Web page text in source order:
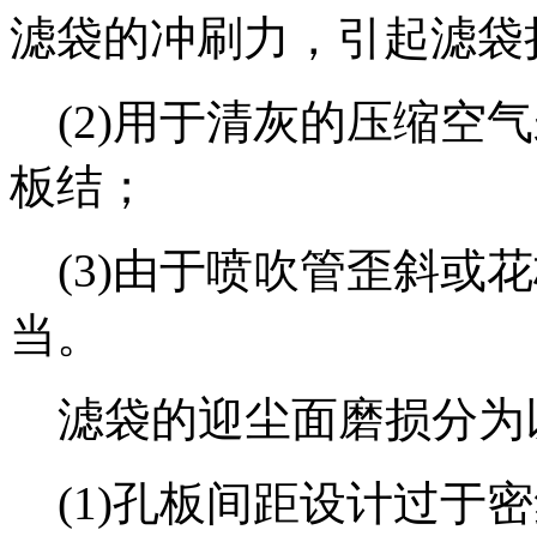
滤袋的冲刷力，引起滤袋
(2)用于清灰的压缩空
板结；
(3)由于喷吹管歪斜或
当。
滤袋的迎尘面磨损分为
(1)孔板间距设计过于